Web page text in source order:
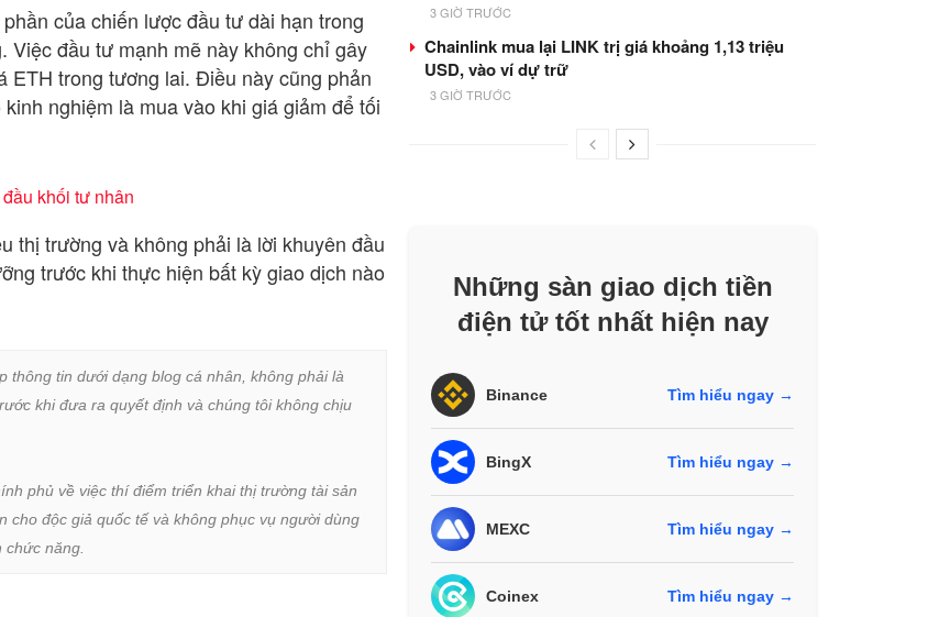
của chiến lược đầu tư dài hạn trong
Việc đầu tư mạnh mẽ này không chỉ gây
ETH trong tương lai. Điều này cũng phản
nghiệm là mua vào khi giá giảm để tối
khối tư nhân
thị trường và không phải là lời khuyên đầu
trước khi thực hiện bất kỳ giao dịch nào
thông tin dưới dạng blog cá nhân, không phải là
khi đưa ra quyết định và chúng tôi không chịu
phủ về việc thí điểm triển khai thị trường tài sản
cho độc giả quốc tế và không phục vụ người dùng
năng.
3 GIỜ TRƯỚC
Chainlink mua lại LINK trị giá khoảng 1,13 triệu
USD, vào ví dự trữ
3 GIỜ TRƯỚC
Những sàn giao dịch tiền
điện tử tốt nhất hiện nay
Binance Tìm hiểu ngay →
BingX Tìm hiểu ngay →
MEXC Tìm hiểu ngay →
Coinex Tìm hiểu ngay →